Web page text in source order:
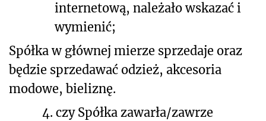
internetową, należało wskazać i
wymienić;
Spółka w głównej mierze sprzedaje oraz
będzie sprzedawać odzież, akcesoria
modowe, bieliznę.
4. czy Spółka zawarła/zawrze